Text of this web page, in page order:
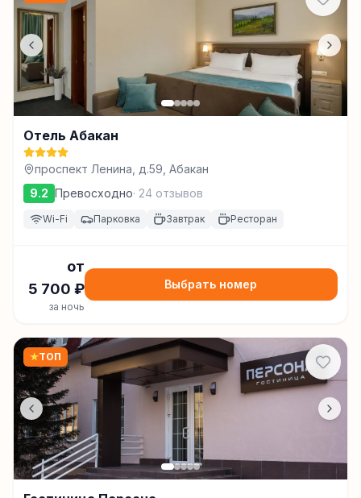
Отель Абакан
проспект Ленина, д.59, Абакан
9.2 Превосходно· 24 отзывов
Wi-Fi Парковка Завтрак Ресторан
от
5 700 ₽
за ночь
Выбрать номер
★ТОП